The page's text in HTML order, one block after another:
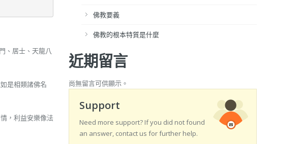
、居士、天龍八
是相類諸佛名
，利益安樂像法
佛教要義
佛教的根本特質是什麼
近期留言
尚無留言可供顯示。
Support
Need more support? If you did not found
an answer, contact us for further help.